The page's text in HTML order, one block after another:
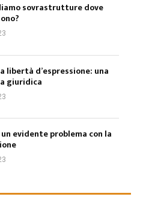
sovrastrutture dove
libertà d’espressione: una
giuridica
un evidente problema con la